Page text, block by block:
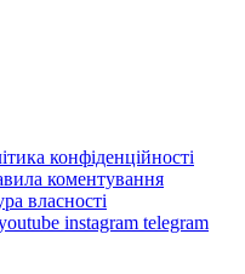
конфіденційності
коментування
власності
instagram telegram